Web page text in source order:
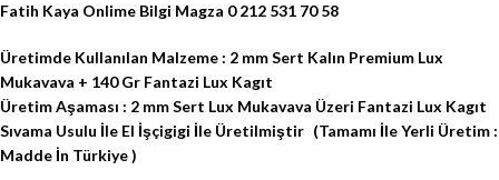
Fatih Kaya Onlime Bilgi Magza 0 212 531 70 58
Üretimde Kullanılan Malzeme : 2 mm Sert Kalın Premium Lux
Mukavava + 140 Gr Fantazi Lux Kagıt
Üretim Aşaması : 2 mm Sert Lux Mukavava Üzeri Fantazi Lux Kagıt
Sıvama Usulu İle El İşçigigi İle Üretilmiştir (Tamamı İle Yerli Üretim :
Madde İn Türkiye )